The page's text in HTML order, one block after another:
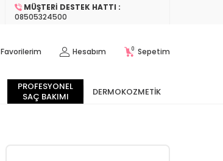
MÜŞTERI DESTEK HATTI :
08505324500
Favorilerim Hesabım 0 Sepetim
PROFESYONEL
SAÇ BAKIMI
DERMOKOZMETIK